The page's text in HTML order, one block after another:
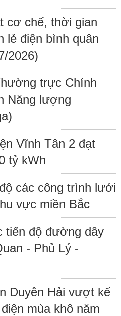
cơ chế, thời gian
lẻ điện bình quân
2026)
trực Chính
Năng lượng
Vĩnh Tân 2 đạt
tỷ kWh
các công trình lưới
vực miền Bắc
tiến độ đường dây
- Phủ Lý -
Duyên Hải vượt kế
mùa khô năm